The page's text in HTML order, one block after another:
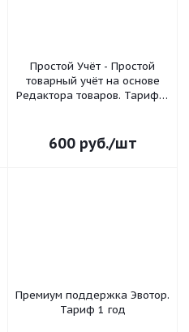
Простой Учёт - Простой
товарный учёт на основе
Редактора товаров. Тариф 1
600руб./шт
Премиум поддержка Эвотор.
Тариф 1 год